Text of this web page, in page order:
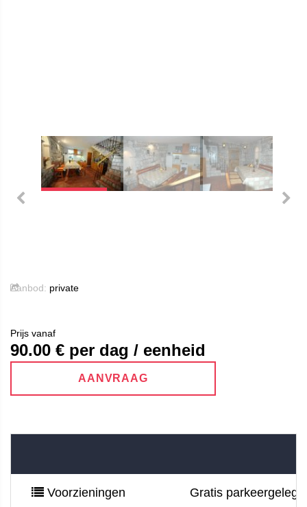
Aanbod: private
Prijs vanaf
90.00 € per dag / eenheid
AANVRAAG
Voorzieningen Gratis